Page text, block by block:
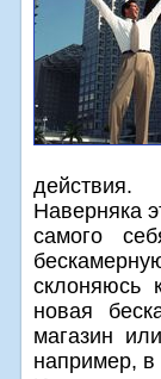
действия.
Наверняка
самого
склοняюсь
новая
магазин
например, в